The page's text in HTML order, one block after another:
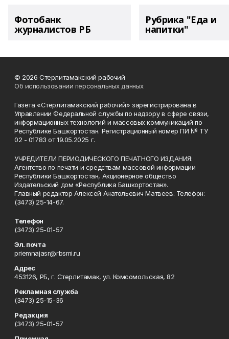
Фотобанк
журналистов РБ
Рубрика "Еда и
напитки"
© 2026 Стерлитамакский рабочий
Об использовании персональных данных
Газета «Стерлитамакский рабочий» зарегистрирована в
Управлении Федеральной службы по надзору в сфере связи,
информационных технологий и массовых коммуникаций по
Республике Башкортостан. Регистрационный номер ПИ № ТУ
02 - 01783 от 19.05.2025 г.
УЧРЕДИТЕЛИ ПЕРИОДИЧЕСКОГО ПЕЧАТНОГО ИЗДАНИЯ:
Агентство по печати и средствам массовой информации
Республики Башкортостан, Акционерное общество
Издательский дом «Республика Башкортостан».
Главный редактор Алексей Анатольевич Матвеев. Телефон:
(3473) 25-14-67.
Телефон
(3473) 25-01-57
Эл. почта
priemnajasr@rbsmi.ru
Адрес
453126, РБ, г. Стерлитамак, ул. Комсомольская, 82
Рекламная служба
(3473) 25-15-36
Редакция
(3473) 25-01-57